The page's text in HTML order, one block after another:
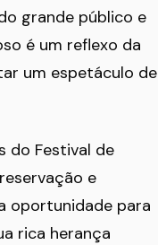
grande público e
é um reflexo da
um espetáculo de
do Festival de
e
oportunidade para
rica herança